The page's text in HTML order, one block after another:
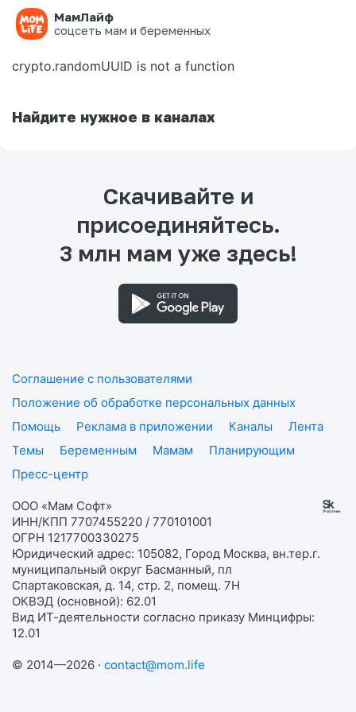
МамЛайф
соцсеть мам и беременных
Ошибка на странице
crypto.randomUUID is not a function
Найдите нужное в каналах
Скачивайте и
присоединяйтесь.
3 млн мам уже здесь!
Соглашение с пользователями
Положение об обработке персональных данных
Помощь
Реклама в приложении Каналы
Лента
Темы
Беременным Мамам
Планирующим
Пресс-центр
ООО «Мам Софт»
ИНН/КПП 7707455220 / 770101001
ОГРН 1217700330275
Юридический адрес: 105082, Город Москва, вн.тер.г.
муниципальный округ Басманный, пл
Спартаковская, д. 14, стр. 2, помещ. 7Н
ОКВЭД (основной): 62.01
Вид ИТ-деятельности согласно приказу Минцифры:
12.01
© 2014—2026 · contact@mom.life